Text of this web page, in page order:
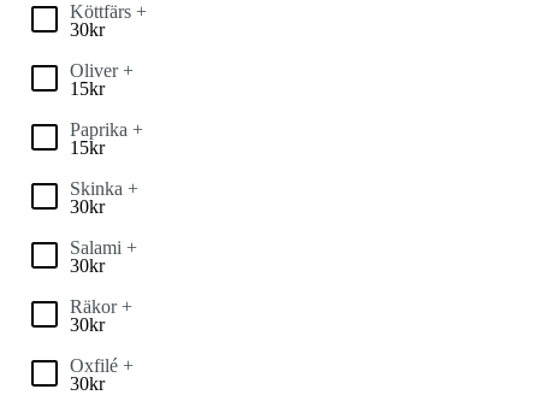
Köttfärs +
30kr
Oliver +
15kr
Paprika +
15kr
Skinka +
30kr
Salami +
30kr
Räkor +
30kr
Oxfilé +
30kr